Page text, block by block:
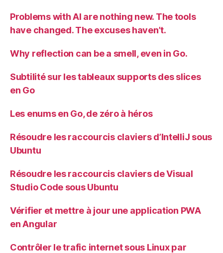
Problems with AI are nothing new. The tools
have changed. The excuses haven’t.
Why reflection can be a smell, even in Go.
Subtilité sur les tableaux supports des slices
en Go
Les enums en Go, de zéro à héros
Résoudre les raccourcis claviers d’IntelliJ sous
Ubuntu
Résoudre les raccourcis claviers de Visual
Studio Code sous Ubuntu
Vérifier et mettre à jour une application PWA
en Angular
Contrôler le trafic internet sous Linux par